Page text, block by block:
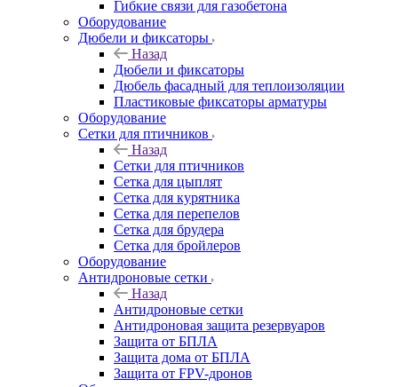
Гибкие связи для газобетона
Оборудование
Дюбели и фиксаторы
Назад
Дюбели и фиксаторы
Дюбель фасадный для теплоизоляции
Пластиковые фиксаторы арматуры
Оборудование
Сетки для птичников
Назад
Сетки для птичников
Сетка для цыплят
Сетка для курятника
Сетка для перепелов
Сетка для брудера
Сетка для бройлеров
Оборудование
Антидроновые сетки
Назад
Антидроновые сетки
Антидроновая защита резервуаров
Защита от БПЛА
Защита дома от БПЛА
Защита от FPV-дронов